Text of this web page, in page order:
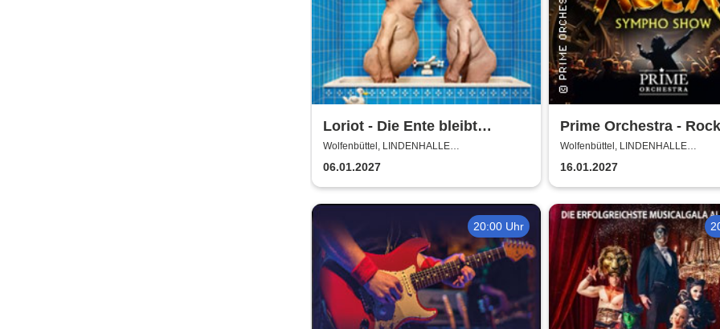
Loriot - Die Ente bleibt
draußen!
Wolfenbüttel, LINDENHALLE
WOLFENBÜTTEL
06.01.2027
Prime Orchestra - Rock
Sympho Show
Wolfenbüttel, LINDENHALLE
WOLFENBÜTTEL
16.01.2027
20:00 Uhr